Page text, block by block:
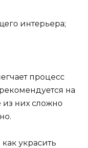
интерьера;
процесс
на
них сложно
украсить